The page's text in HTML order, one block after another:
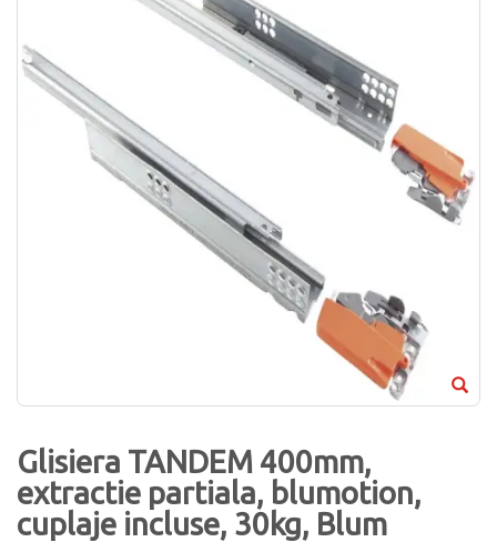
Glisiera TANDEM 400mm,
extractie partiala, blumotion,
cuplaje incluse, 30kg, Blum